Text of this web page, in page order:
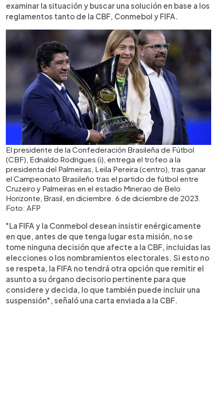
examinar la situación y buscar una solución en base a los
reglamentos tanto de la CBF, Conmebol y FIFA.
El presidente de la Confederación Brasileña de Fútbol
(CBF), Ednaldo Rodrigues (i), entrega el trofeo a la
presidenta del Palmeiras, Leila Pereira (centro), tras ganar
el Campeonato Brasileño tras el partido de fútbol entre
Cruzeiro y Palmeiras en el estadio Minerao de Belo
Horizonte, Brasil, en diciembre. 6 de diciembre de 2023.
Foto: AFP
"La FIFA y la Conmebol desean insistir enérgicamente
en que, antes de que tenga lugar esta misión, no se
tome ninguna decisión que afecte a la CBF, incluidas las
elecciones o los nombramientos electorales. Si esto no
se respeta, la FIFA no tendrá otra opción que remitir el
asunto a su órgano decisorio pertinente para que
considere y decida, lo que también puede incluir una
suspensión", señaló una carta enviada a la CBF.